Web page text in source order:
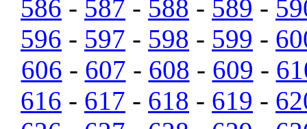
586 - 587 - 588 - 589 -
596 - 597 - 598 - 599 -
606 - 607 - 608 - 609 -
616 - 617 - 618 - 619 -